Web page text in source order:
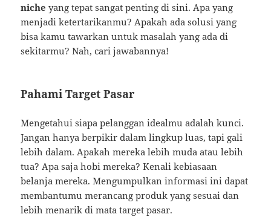
niche yang tepat sangat penting di sini. Apa yang
menjadi ketertarikanmu? Apakah ada solusi yang
bisa kamu tawarkan untuk masalah yang ada di
sekitarmu? Nah, cari jawabannya!
Pahami Target Pasar
Mengetahui siapa pelanggan idealmu adalah kunci.
Jangan hanya berpikir dalam lingkup luas, tapi gali
lebih dalam. Apakah mereka lebih muda atau lebih
tua? Apa saja hobi mereka? Kenali kebiasaan
belanja mereka. Mengumpulkan informasi ini dapat
membantumu merancang produk yang sesuai dan
lebih menarik di mata target pasar.